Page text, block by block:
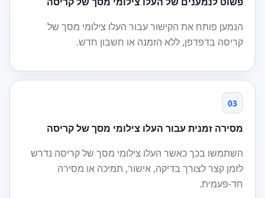
הנמען פותח את הקישור עבור העלו צילומי מסך של
קריסה בדפדפן, ללא הזמנה או חשבון חדש.
03
מסירה זמנית עבור העלו צילומי מסך של קריסה
השתמשו בכך כאשר העלו צילומי מסך של קריסה נדרש
לזמן קצר לצורך בדיקה, אישור, תמיכה או מסירה
חד-פעמית.